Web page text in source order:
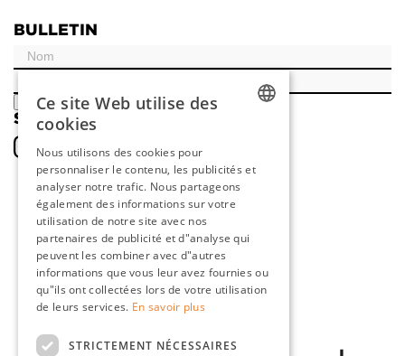
BULLETIN
ENREGISTRER
SOCIAL
ENGLISH
FRENCH
GERMAN
Ce site Web utilise des
cookies
Nous utilisons des cookies pour
personnaliser le contenu, les publicités et
analyser notre trafic. Nous partageons
également des informations sur votre
utilisation de notre site avec nos
partenaires de publicité et d"analyse qui
peuvent les combiner avec d"autres
informations que vous leur avez fournies ou
qu"ils ont collectées lors de votre utilisation
de leurs services. En savoir plus
STRICTEMENT NÉCESSAIRES